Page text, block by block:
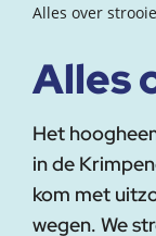
Alles over
Alles
Het
in de
kom met
wegen. We